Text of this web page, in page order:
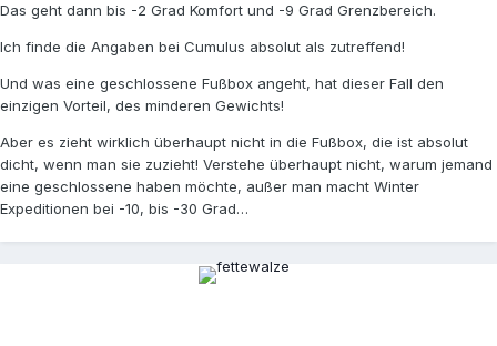
Das geht dann bis -2 Grad Komfort und -9 Grad Grenzbereich.
Ich finde die Angaben bei Cumulus absolut als zutreffend!
Und was eine geschlossene Fußbox angeht, hat dieser Fall den
einzigen Vorteil, des minderen Gewichts!
Aber es zieht wirklich überhaupt nicht in die Fußbox, die ist absolut
dicht, wenn man sie zuzieht! Verstehe überhaupt nicht, warum jemand
eine geschlossene haben möchte, außer man macht Winter
Expeditionen bei -10, bis -30 Grad…